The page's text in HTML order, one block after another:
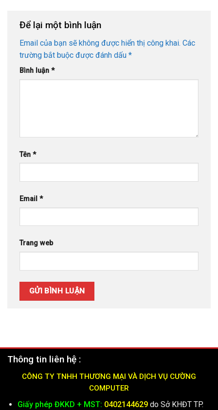
Để lại một bình luận
Email của bạn sẽ không được hiển thị công khai. Các
trường bắt buộc được đánh dấu *
Bình luận *
Tên *
Email *
Trang web
Thông tin liên hệ :
CÔNG TY TNHH THƯƠNG MẠI VÀ DỊCH VỤ CƯỜNG
COMPUTER
Giấy phép ĐKKD + MST: 0402144629do Sở KHĐT TP.